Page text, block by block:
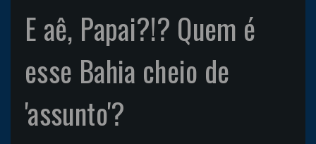
E aê, Papai?!? Quem é
esse Bahia cheio de
'assunto'?